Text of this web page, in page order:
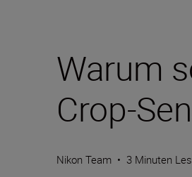
Warum
Crop-
Nikon Team • 3 Minuten